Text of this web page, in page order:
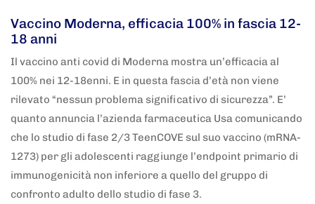
Vaccino Moderna, efficacia 100% in fascia 12-
18 anni
Il vaccino anti covid di Moderna mostra un’efficacia al
100% nei 12-18enni. E in questa fascia d’età non viene
rilevato “nessun problema significativo di sicurezza”. E’
quanto annuncia l’azienda farmaceutica Usa comunicando
che lo studio di fase 2/3 TeenCOVE sul suo vaccino (mRNA-
1273) per gli adolescenti raggiunge l’endpoint primario di
immunogenicità non inferiore a quello del gruppo di
confronto adulto dello studio di fase 3.